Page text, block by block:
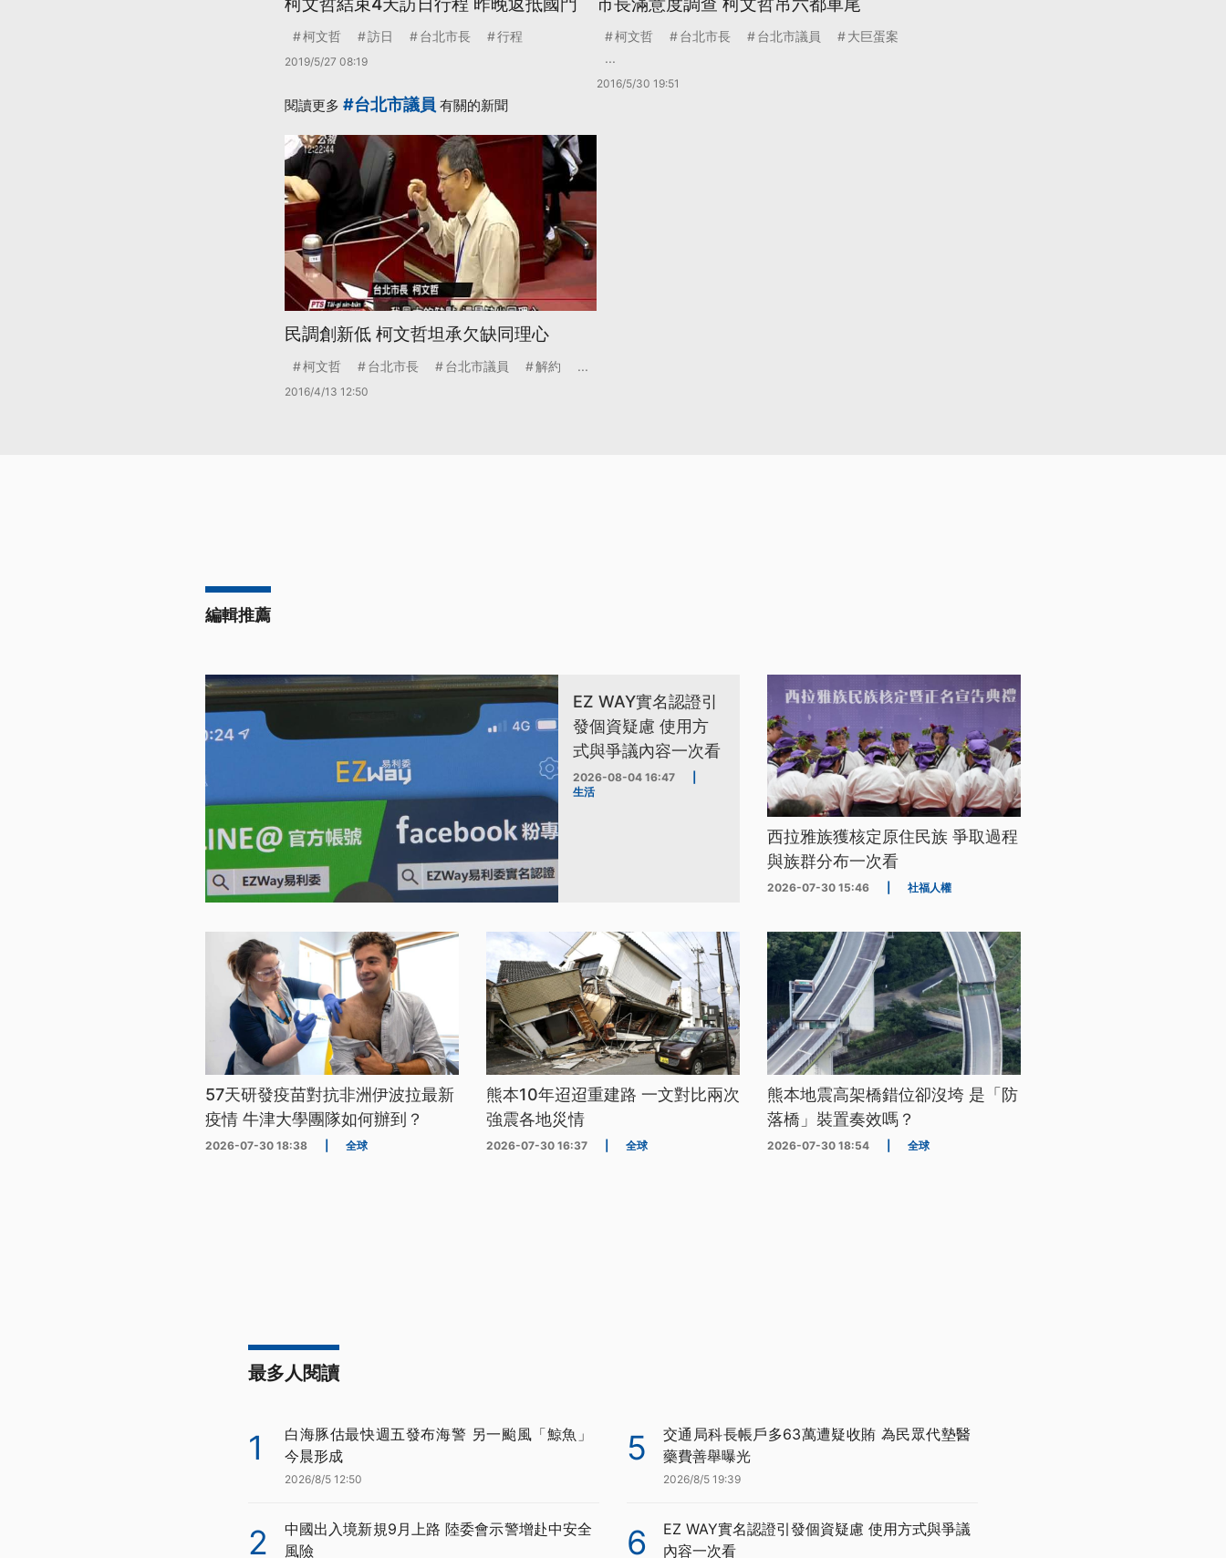
柯文哲結束4天訪日行程 昨晚返抵國門
柯文哲 訪日 台北市長 行程
2019/5/27 08:19
市長滿意度調查 柯文哲吊六都車尾
柯文哲 台北市長 台北市議員
大巨蛋案
...
2016/5/30 19:51
閱讀更多 #台北市議員 有關的新聞
民調創新低 柯文哲坦承欠缺同理心
柯文哲 台北市長 台北市議員 解約 ...
2016/4/13 12:50
編輯推薦
EZ WAY實名認證引
發個資疑慮 使用方
式與爭議內容一次看
2026-08-04 16:47
生活
西拉雅族獲核定原住民族 爭取過程
與族群分布一次看
2026-07-30 15:46 社福人權
57天研發疫苗對抗非洲伊波拉最新
疫情 牛津大學團隊如何辦到？
2026-07-30 18:38 全球
熊本10年迢迢重建路 一文對比兩次
強震各地災情
2026-07-30 16:37 全球
熊本地震高架橋錯位卻沒垮 是「防
落橋」裝置奏效嗎？
2026-07-30 18:54 全球
最多人閱讀
1
白海豚估最快週五發布海警 另一颱風「鯨魚」
今晨形成
2026/8/5 12:50
2
中國出入境新規9月上路 陸委會示警增赴中安全
風險
5
交通局科長帳戶多63萬遭疑收賄 為民眾代墊醫
藥費善舉曝光
2026/8/5 19:39
6
EZ WAY實名認證引發個資疑慮 使用方式與爭議
內容一次看